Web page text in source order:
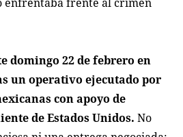
domingo 22 de febrero en
un operativo ejecutado por
con apoyo de
de Estados Unidos.No